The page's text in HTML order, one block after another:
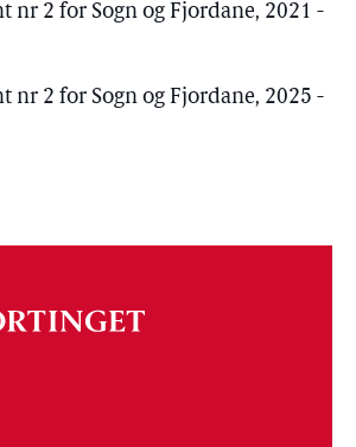
nr 2 for Sogn og Fjordane, 2021 -
nr 2 for Sogn og Fjordane, 2025 -